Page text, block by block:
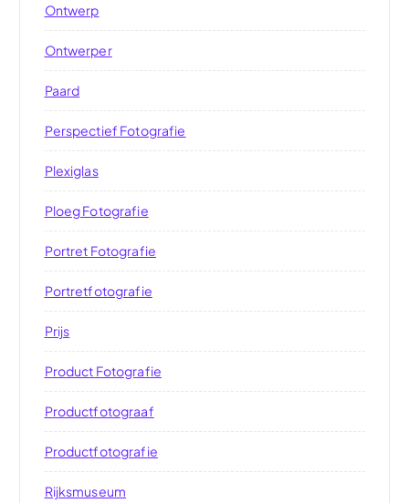
Ontwerp
Ontwerper
Paard
Perspectief Fotografie
Plexiglas
Ploeg Fotografie
Portret Fotografie
Portretfotografie
Prijs
Product Fotografie
Productfotograaf
Productfotografie
Rijksmuseum